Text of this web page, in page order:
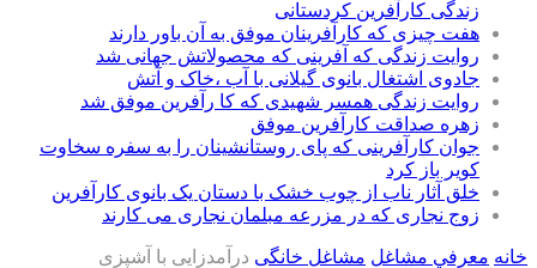
زندگی کارآفرین کردستانی
هفت چیزی که کارآفرینان موفق به آن باور دارند
روایت زندگی که آفرینی که محصولاتش جهانی شد
جادوی اشتغال بانوی گیلانی با آب ،خاک و آتش
روایت زندگی همسر شهیدی که کا رآفرین موفق شد
زهره صداقت کارآفرین موفق
جوان کارآفرینی که پای روستانشینان را به سفره سخاوت
کویر باز کرد
خلق آثار ناب از چوب خشک با دستان یک بانوی کارآفرین
زوج نجاری که در مزرعه مبلمان نجاری می کارند
خانه معرفي مشاغل مشاغل خانگی درآمدزایی با آشپزی